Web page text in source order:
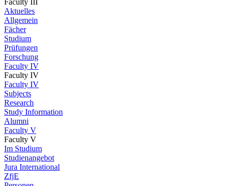
Faculty III
Aktuelles
Allgemein
Fächer
Studium
Prüfungen
Forschung
Faculty IV
Faculty IV
Faculty IV
Subjects
Research
Study Information
Alumni
Faculty V
Faculty V
Im Studium
Studienangebot
Jura International
ZfjE